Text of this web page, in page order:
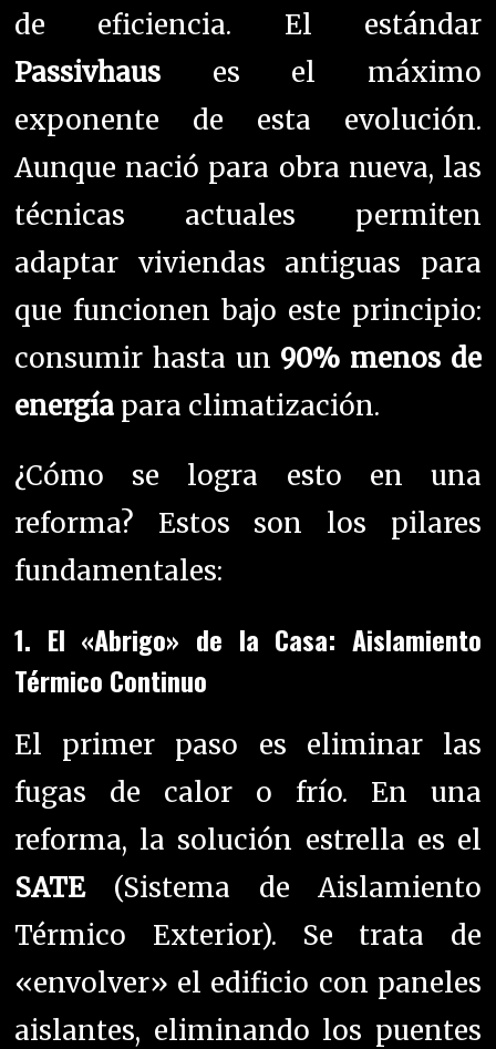
de eficiencia. El estándar
Passivhaus es el máximo
exponente de esta evolución.
Aunque nació para obra nueva, las
técnicas actuales permiten
adaptar viviendas antiguas para
que funcionen bajo este principio:
consumir hasta un 90% menos de
energía para climatización.
¿Cómo se logra esto en una
reforma? Estos son los pilares
fundamentales:
1. El «Abrigo» de la Casa: Aislamiento
Térmico Continuo
El primer paso es eliminar las
fugas de calor o frío. En una
reforma, la solución estrella es el
SATE(Sistema de Aislamiento
Térmico Exterior). Se trata de
«envolver» el edificio con paneles
aislantes, eliminando los puentes